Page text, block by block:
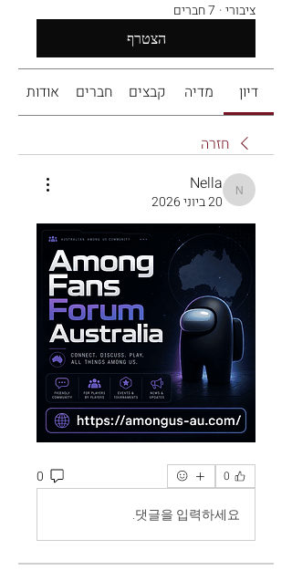
ציבורי· 7 חברים
הצטרף
דיון מדיה קבצים חברים אודות
חזרה
Nella
Nella
20 ביוני 2026
0
0
댓글을 입력하세요.